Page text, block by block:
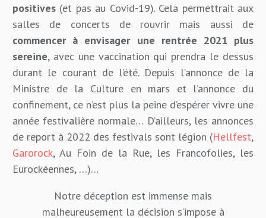
positives (et pas au Covid-19). Cela permettrait aux
salles de concerts de rouvrir mais aussi de
commencer à envisager une rentrée 2021 plus
sereine, avec une vaccination qui prendra le dessus
durant le courant de l’été. Depuis l’annonce de la
Ministre de la Culture en mars et l’annonce du
confinement, ce n’est plus la peine d’espérer vivre une
année festivalière normale… D’ailleurs, les annonces
de report à 2022 des festivals sont légion (Hellfest,
Garorock, Au Foin de la Rue, les Francofolies, les
Eurockéennes, …)…
Notre déception est immense mais
malheureusement la décision s’impose à